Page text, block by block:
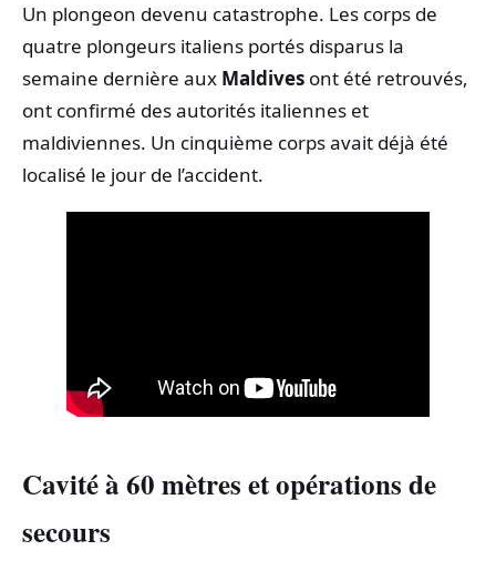
Un plongeon devenu catastrophe. Les corps de
quatre plongeurs italiens portés disparus la
semaine dernière aux Maldives ont été retrouvés,
ont confirmé des autorités italiennes et
maldiviennes. Un cinquième corps avait déjà été
localisé le jour de l’accident.
Cavité à 60 mètres et opérations de
secours